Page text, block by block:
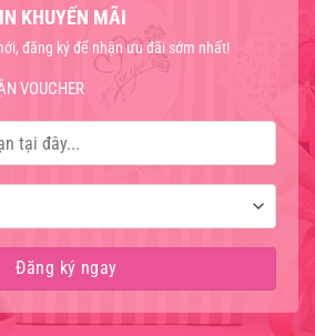
KHUYẾN MÃI
đăng ký để nhận ưu đãi sớm nhất!
VOUCHER